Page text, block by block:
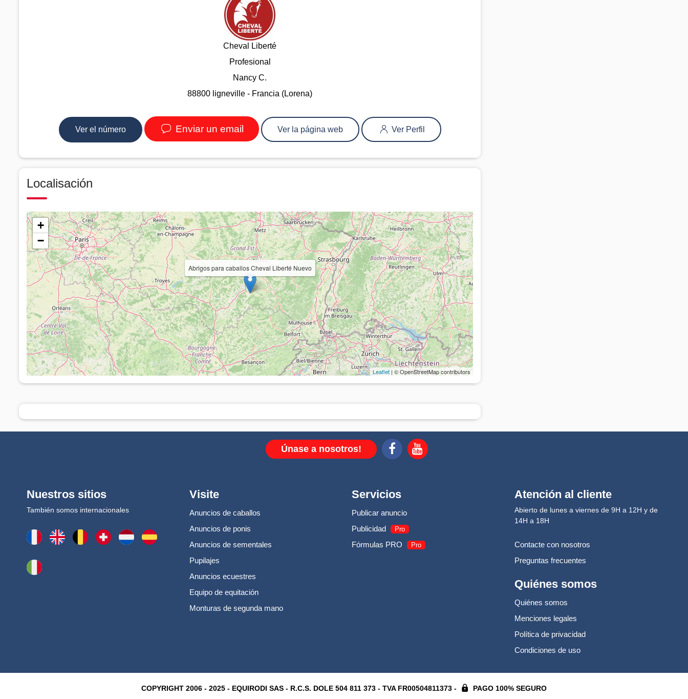
Cheval Liberté
Profesional
Nancy C.
88800 ligneville - Francia (Lorena)
Ver el número Enviar un email Ver la página web Ver Perfil
Localisación
Abrigos para caballos Cheval Liberté Nuevo
+
−
Leaflet | © OpenStreetMap contributors
Únase a nosotros!
Nuestros sitios
También somos internacionales
Visite
Anuncios de caballos
Anuncios de ponis
Anuncios de sementales
Pupilajes
Anuncios ecuestres
Equipo de equitación
Monturas de segunda mano
Servicios
Publicar anuncio
Publicidad
Pro
Fórmulas PRO Pro
Atención al cliente
Abierto de lunes a viernes de 9H a 12H y de
14H a 18H
Contacte con nosotros
Preguntas frecuentes
Quiénes somos
Quiénes somos
Menciones legales
Política de privacidad
Condiciones de uso
COPYRIGHT 2006 - 2025 - EQUIRODI SAS - R.C.S. DOLE 504 811 373 - TVA FR00504811373 - PAGO 100% SEGURO